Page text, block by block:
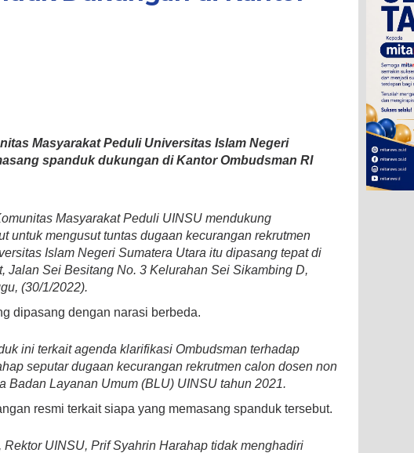
Masyarakat Peduli Universitas Islam Negeri
spanduk dukungan di Kantor Ombudsman RI
Masyarakat Peduli UINSU mendukung
untuk mengusut tuntas dugaan kecurangan rekrutmen
Islam Negeri Sumatera Utara itu dipasang tepat di
Jalan Sei Besitang No. 3 Kelurahan Sei Sikambing D,
(30/1/2022).
dipasang dengan narasi berbeda.
ini terkait agenda klarifikasi Ombudsman terhadap
seputar dugaan kecurangan rekrutmen calon dosen non
Badan Layanan Umum (BLU) UINSU tahun 2021.
resmi terkait siapa yang memasang spanduk tersebut.
UINSU, Prif Syahrin Harahap tidak menghadiri